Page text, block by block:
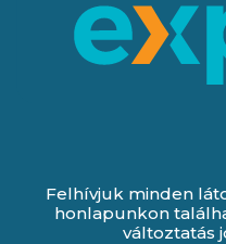
Felhívjuk minden
honlapunkon
változtatás